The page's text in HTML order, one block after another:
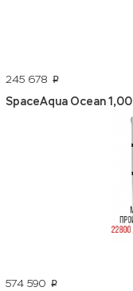
245 678 p
SpaceAqua Ocean 1,00
574 590 p